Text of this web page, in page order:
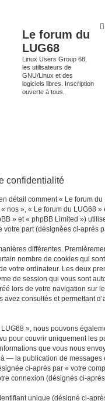
Le forum du
LUG68
Linux Users Group 68,
les utilisateurs de
GNU/Linux et des
logiciels libres. Inscription
ouverte à tous.
confidentialité
détail comment « Le forum
nos », « Le forum du LUG68
» et « phpBB Limited »)
votre part (désignées ci-après
différentes.
nombre de cookies qui
votre ordinateur. Les deux
de session qui vous sont
lors de votre navigation sur
consultés et permettant
», nous pouvons
pour couvrir uniquement les
que vous nous
— la publication de messages
ci-après par « votre
connexion (désignés ci-
unique (désigné ci-